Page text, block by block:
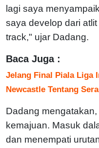
lagi saya
saya develop dari
track," ujar Dadang.
Baca Juga :
Jelang Final Piala Liga
Newcastle Tentang
Dadang
kemajuan. Masuk
dan menempati